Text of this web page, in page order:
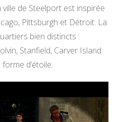
de Steelport est inspirée
Pittsburgh et Détroit. La
bien distincts :
Stanfield, Carver Island
d’étoile.